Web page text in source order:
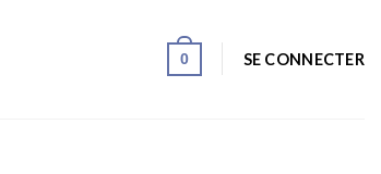
0 SE CONNECTER